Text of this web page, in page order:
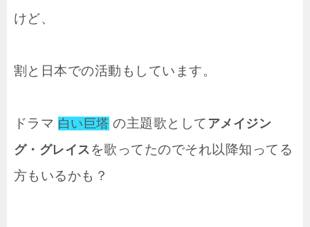
けど、
割と日本での活動もしています。
ドラマ 白い巨塔 の主題歌として アメイジン
グ・グレイス を歌ってたのでそれ以降知ってる
方もいるかも？